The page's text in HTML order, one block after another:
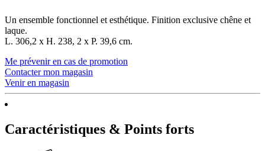
Un ensemble fonctionnel et esthétique. Finition exclusive chêne et
laque.
L. 306,2 x H. 238, 2 x P. 39,6 cm.
Me prévenir en cas de promotion
Contacter mon magasin
Venir en magasin
Caractéristiques & Points forts